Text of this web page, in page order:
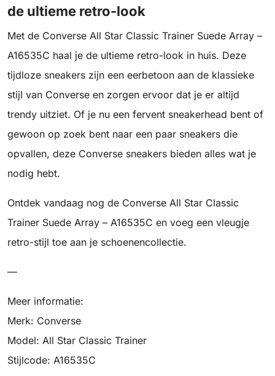
de ultieme retro-look
Met de Converse All Star Classic Trainer Suede Array –
A16535C haal je de ultieme retro-look in huis. Deze
tijdloze sneakers zijn een eerbetoon aan de klassieke
stijl van Converse en zorgen ervoor dat je er altijd
trendy uitziet. Of je nu een fervent sneakerhead bent of
gewoon op zoek bent naar een paar sneakers die
opvallen, deze Converse sneakers bieden alles wat je
nodig hebt.
Ontdek vandaag nog de Converse All Star Classic
Trainer Suede Array – A16535C en voeg een vleugje
retro-stijl toe aan je schoenencollectie.
—
Meer informatie:
Merk: Converse
Model: All Star Classic Trainer
Stijlcode: A16535C